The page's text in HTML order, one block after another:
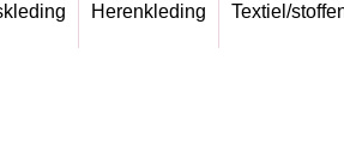
Herenkleding Textiel/